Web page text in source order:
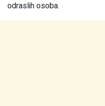
odraslih osoba.